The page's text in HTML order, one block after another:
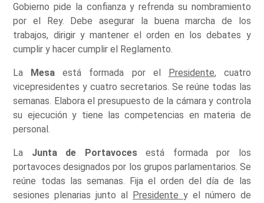
Gobierno pide la confianza y refrenda su nombramiento
por el Rey. Debe asegurar la buena marcha de los
trabajos, dirigir y mantener el orden en los debates y
cumplir y hacer cumplir el Reglamento.
La Mesaestá formada por el Presidente, cuatro
vicepresidentes y cuatro secretarios. Se reúne todas las
semanas. Elabora el presupuesto de la cámara y controla
su ejecución y tiene las competencias en materia de
personal.
La Junta de Portavocesestá formada por los
portavoces designados por los grupos parlamentarios. Se
reúne todas las semanas. Fija el orden del día de las
sesiones plenarias junto al Presidente y el número de